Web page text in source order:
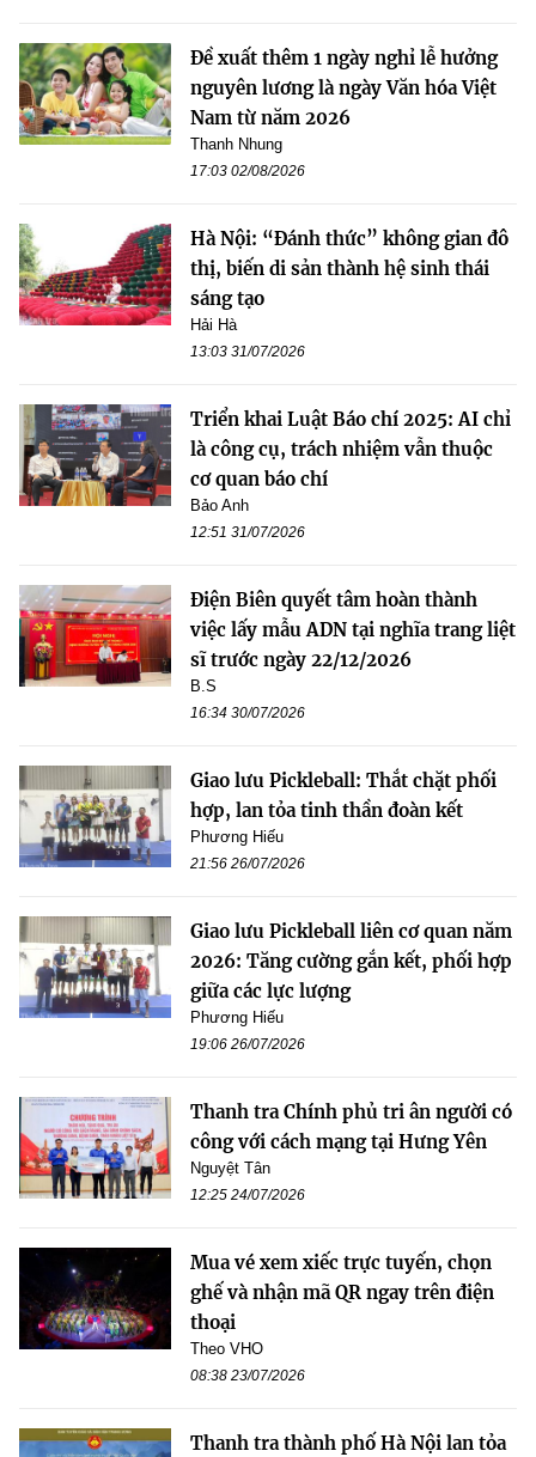
Đề xuất thêm 1 ngày nghỉ lễ hưởng
nguyên lương là ngày Văn hóa Việt
Nam từ năm 2026
Thanh Nhung
17:03 02/08/2026
Hà Nội: “Đánh thức” không gian đô
thị, biến di sản thành hệ sinh thái
sáng tạo
Hải Hà
13:03 31/07/2026
Triển khai Luật Báo chí 2025: AI chỉ
là công cụ, trách nhiệm vẫn thuộc
cơ quan báo chí
Bảo Anh
12:51 31/07/2026
Điện Biên quyết tâm hoàn thành
việc lấy mẫu ADN tại nghĩa trang liệt
sĩ trước ngày 22/12/2026
B.S
16:34 30/07/2026
Giao lưu Pickleball: Thắt chặt phối
hợp, lan tỏa tinh thần đoàn kết
Phương Hiếu
21:56 26/07/2026
Giao lưu Pickleball liên cơ quan năm
2026: Tăng cường gắn kết, phối hợp
giữa các lực lượng
Phương Hiếu
19:06 26/07/2026
Thanh tra Chính phủ tri ân người có
công với cách mạng tại Hưng Yên
Nguyệt Tân
12:25 24/07/2026
Mua vé xem xiếc trực tuyến, chọn
ghế và nhận mã QR ngay trên điện
thoại
Theo VHO
08:38 23/07/2026
Thanh tra thành phố Hà Nội lan tỏa